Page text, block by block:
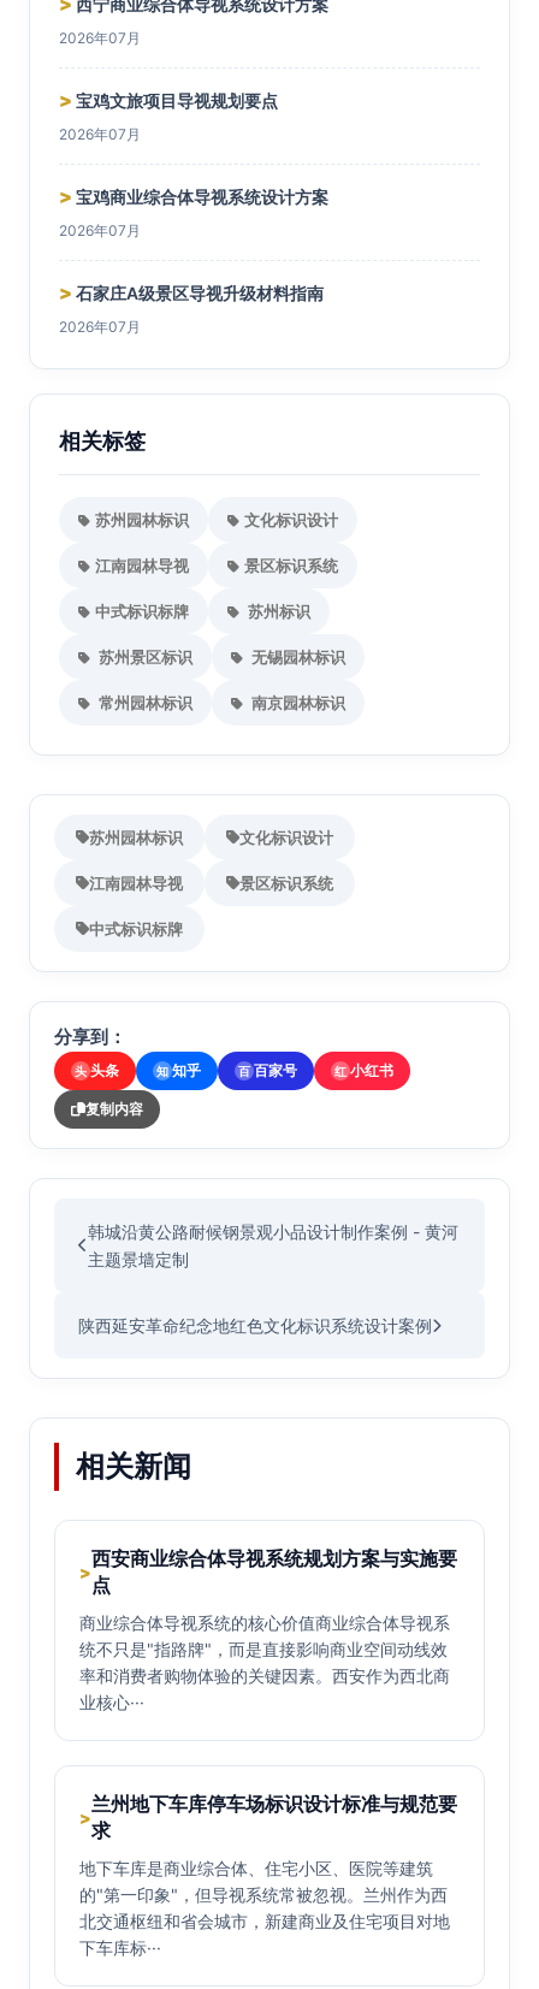
西宁商业综合体导视系统设计方案
2026年07月
> 宝鸡文旅项目导视规划要点
2026年07月
> 宝鸡商业综合体导视系统设计方案
2026年07月
> 石家庄A级景区导视升级材料指南
2026年07月
相关标签
苏州园林标识 文化标识设计
江南园林导视 景区标识系统
中式标识标牌 苏州标识
苏州景区标识 无锡园林标识
常州园林标识 南京园林标识
苏州园林标识 文化标识设计
江南园林导视 景区标识系统
中式标识标牌
分享到：
头 头条 知 知乎 百 百家号 红 小红书
复制内容
韩城沿黄公路耐候钢景观小品设计制作案例 - 黄河
主题景墙定制
陕西延安革命纪念地红色文化标识系统设计案例
相关新闻
>
西安商业综合体导视系统规划方案与实施要
点
商业综合体导视系统的核心价值商业综合体导视系
统不只是"指路牌"，而是直接影响商业空间动线效
率和消费者购物体验的关键因素。西安作为西北商
业核心···
>
兰州地下车库停车场标识设计标准与规范要
求
地下车库是商业综合体、住宅小区、医院等建筑
的"第一印象"，但导视系统常被忽视。兰州作为西
北交通枢纽和省会城市，新建商业及住宅项目对地
下车库标···